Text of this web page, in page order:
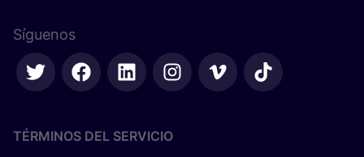
Síguenos
TÉRMINOS DEL SERVICIO